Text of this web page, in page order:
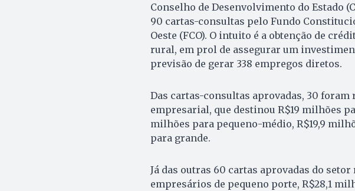
Conselho de Desenvolvimento do Estado
90 cartas-consultas pelo Fundo
Oeste (FCO). O intuito é a obtenção de
rural, em prol de assegurar um
previsão de gerar 338 empregos diretos.
Das cartas-consultas aprovadas, 30 foram
empresarial, que destinou R$19 milhões
milhões para pequeno-médio, R$19,9
para grande.
Já das outras 60 cartas aprovadas do
empresários de pequeno porte, R$28,1